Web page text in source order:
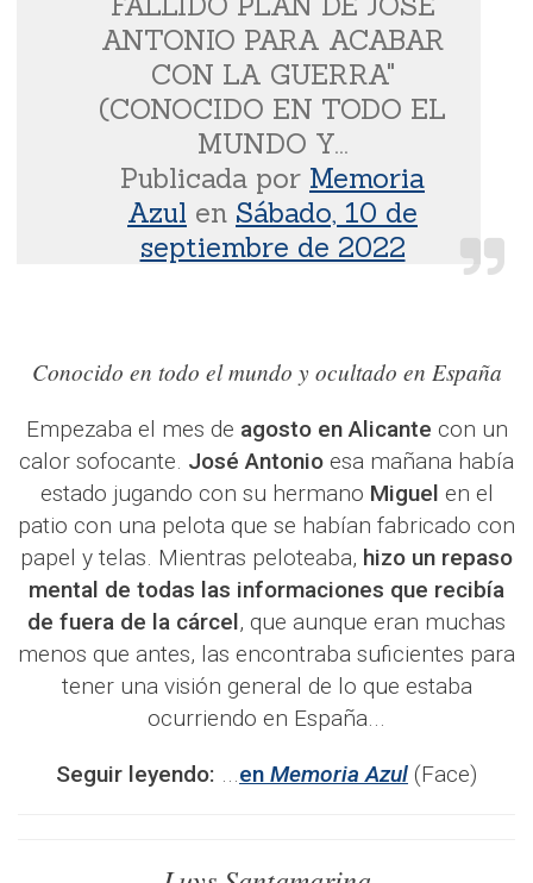
ANTONIO PARA ACABAR
CON LA GUERRA"
(CONOCIDO EN TODO EL
MUNDO Y...
Publicada por Memoria
Azul en Sábado, 10 de
septiembre de 2022
Conocido en todo el mundo y ocultado en España
Empezaba el mes de agosto en Alicante con un
calor sofocante. José Antonio esa mañana había
estado jugando con su hermano Miguel en el
patio con una pelota que se habían fabricado con
papel y telas. Mientras peloteaba, hizo un repaso
mental de todas las informaciones que recibía
de fuera de la cárcel, que aunque eran muchas
menos que antes, las encontraba suficientes para
tener una visión general de lo que estaba
ocurriendo en España...
Seguir leyendo: ...en Memoria Azul (Face)